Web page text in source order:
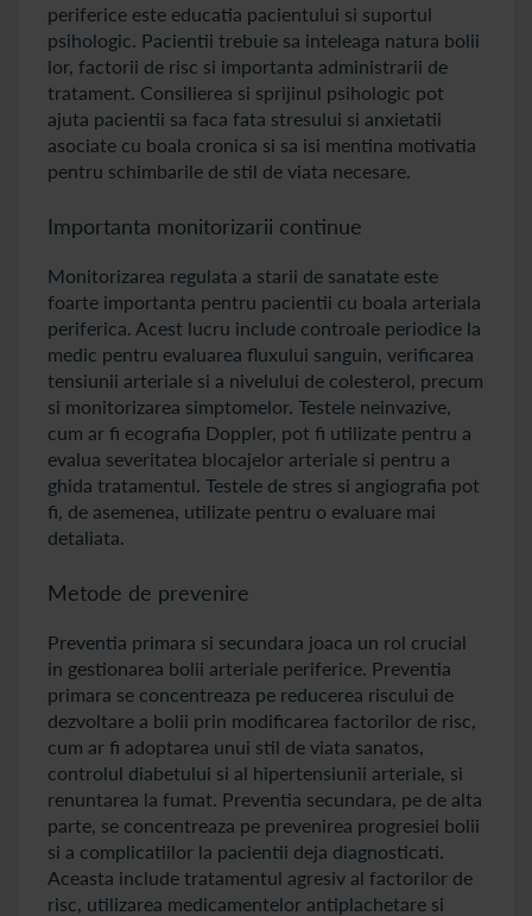
periferice este educatia pacientului si suportul
psihologic. Pacientii trebuie sa inteleaga natura bolii
lor, factorii de risc si importanta administrarii de
tratament. Consilierea si sprijinul psihologic pot
ajuta pacientii sa faca fata stresului si anxietatii
asociate cu boala cronica si sa isi mentina motivatia
pentru schimbarile de stil de viata necesare.
Importanta monitorizarii continue
Monitorizarea regulata a starii de sanatate este
foarte importanta pentru pacientii cu boala arteriala
periferica. Acest lucru include controale periodice la
medic pentru evaluarea fluxului sanguin, verificarea
tensiunii arteriale si a nivelului de colesterol, precum
si monitorizarea simptomelor. Testele neinvazive,
cum ar fi ecografia Doppler, pot fi utilizate pentru a
evalua severitatea blocajelor arteriale si pentru a
ghida tratamentul. Testele de stres si angiografia pot
fi, de asemenea, utilizate pentru o evaluare mai
detaliata.
Metode de prevenire
Preventia primara si secundara joaca un rol crucial
in gestionarea bolii arteriale periferice. Preventia
primara se concentreaza pe reducerea riscului de
dezvoltare a bolii prin modificarea factorilor de risc,
cum ar fi adoptarea unui stil de viata sanatos,
controlul diabetului si al hipertensiunii arteriale, si
renuntarea la fumat. Preventia secundara, pe de alta
parte, se concentreaza pe prevenirea progresiei bolii
si a complicatiilor la pacientii deja diagnosticati.
Aceasta include tratamentul agresiv al factorilor de
risc, utilizarea medicamentelor antiplachetare si